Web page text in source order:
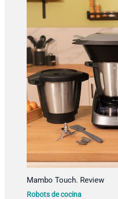
Mambo Touch. Review
Robots de cocina